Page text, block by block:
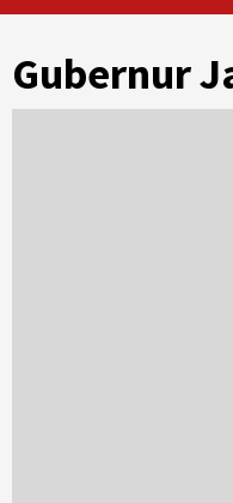
Gubernur